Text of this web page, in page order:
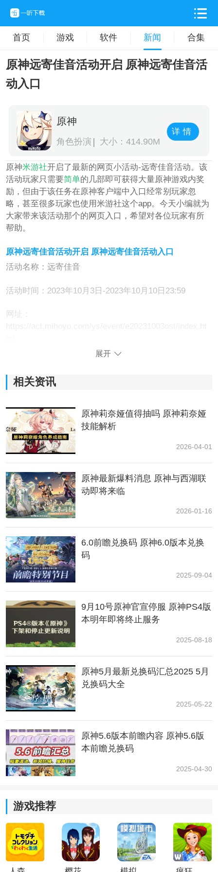
首页 游戏 软件 新闻 合集
原神远寄佳音活动开启 原神远寄佳音活
动入口
原神
角色扮演 大小：414.90M
详情
原神米游社开启了最新的网页小活动-远寄佳音活动。该
活动玩家只需要简单的几部即可获得大量原神游戏内奖
励，但由于该任务在原神客户端中入口经常别玩家忽
略，甚至很多玩家也使用米游社这个app。今天小编就为
大家带来该活动那个的网页入口，希望对各位玩家有所
帮助。
原神远寄佳音活动开启 原神远寄佳音活动入口
活动名称：远寄佳音
活动时间：2023年10月3日-2023年10月10日23:59
网址：
1.小伙伴们在活动的期间分享任务的物品就可以获得原石
的兑换码奖励；
2.玩家们的冒险等级必须不低于10级才能够获得激活的道
具礼包，一个uid仅限一次领取；
3.原石的兑换码是有时间上的限制的哦，截止到2023年
玩法介绍：
1.小伙伴们在进入到游戏的首页面的时候，便选择自己的
对应的角色进入到活动内，就开始了游戏了哦；
具；
3.小伙伴们接着就是点就右侧的任务选项，一定要根据指
展开
相关资讯
原神莉奈娅值得抽吗 原神莉奈娅
技能解析
2026-04-01
原神最新爆料消息 原神与西湖联
动即将来临
2026-01-16
6.0前瞻兑换码 原神6.0版本兑换
码
2025-09-04
9月10号原神官宣停服 原神PS4版
本明年即将终止服务
2025-08-18
原神5月最新兑换码汇总2025 5月
兑换码大全
2025-05-22
原神5.6版本前瞻内容 原神5.6版
本前瞻兑换码
2025-04-30
游戏推荐